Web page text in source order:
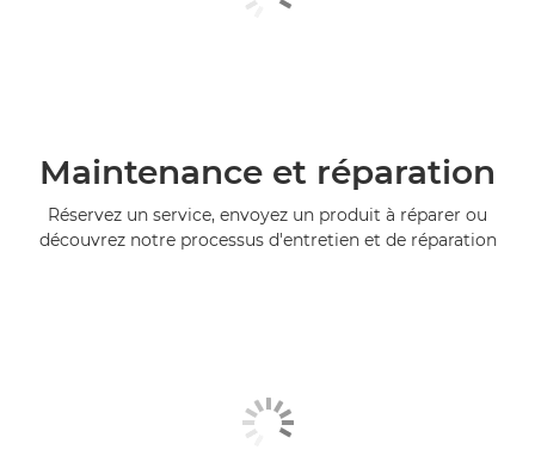
Maintenance et réparation
Réservez un service, envoyez un produit à réparer ou
découvrez notre processus d'entretien et de réparation